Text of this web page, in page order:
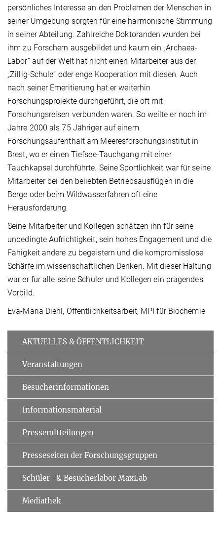
persönliches Interesse an den Problemen der Menschen in
seiner Umgebung sorgten für eine harmonische Stimmung
in seiner Abteilung. Zahlreiche Doktoranden wurden bei
ihm zu Forschern ausgebildet und kaum ein „Archaea-
Labor“ auf der Welt hat nicht einen Mitarbeiter aus der
„Zillig-Schule“ oder enge Kooperation mit diesen. Auch
nach seiner Emeritierung hat er weiterhin
Forschungsprojekte durchgeführt, die oft mit
Forschungsreisen verbunden waren. So weilte er noch im
Jahre 2000 als 75 Jähriger auf einem
Forschungsaufenthalt am Meeresforschungsinstitut in
Brest, wo er einen Tiefsee-Tauchgang mit einer
Tauchkapsel durchführte. Seine Sportlichkeit war für seine
Mitarbeiter bei den beliebten Betriebsausflügen in die
Berge oder beim Wildwasserfahren oft eine
Herausforderung.
Seine Mitarbeiter und Kollegen schätzen ihn für seine
unbedingte Aufrichtigkeit, sein hohes Engagement und die
Fähigkeit andere zu begeistern und die kompromisslose
Schärfe im wissenschaftlichen Denken. Mit dieser Haltung
war er für alle seine Schüler und Kollegen ein prägendes
Vorbild.
Eva-Maria Diehl, Öffentlichkeitsarbeit, MPI für Biochemie
AKTUELLES & ÖFFENTLICHKEIT
Veranstaltungen
Besucherinformationen
Informationsmaterial
Pressemitteilungen
Presseseiten der Forschungsgruppen
Schüler- & Besucherlabor MaxLab
Mediathek